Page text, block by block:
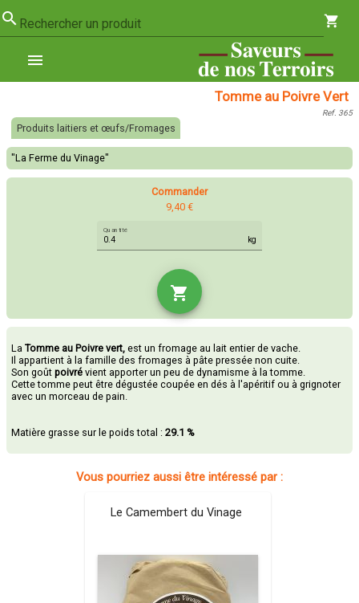
search Rechercher un produit shopping_cart
menu
Tomme au Poivre Vert
Ref. 365
Produits laitiers et œufs/Fromages
"La Ferme du Vinage"
Commander
9,40 €
Quantité
kg
shopping_cart
LaTomme au Poivre vert, est un fromage au lait entier de vache.
Il appartient à la famille des fromages à pâte pressée non cuite.
Son goût poivré vient apporter un peu de dynamisme à la tomme.
Cette tomme peut être dégustée coupée en dés à l'apéritif ou à grignoter
avec un morceau de pain.
Matière grasse sur le poids total :29.1 %
Vous pourriez aussi être intéressé par :
Le Camembert du Vinage